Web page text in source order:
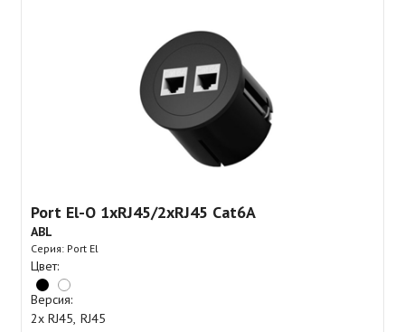
Port El-O 1xRJ45/2xRJ45 Cat6A
ABL
Серия: Port El
Цвет:
Версия:
2x RJ45 RJ45